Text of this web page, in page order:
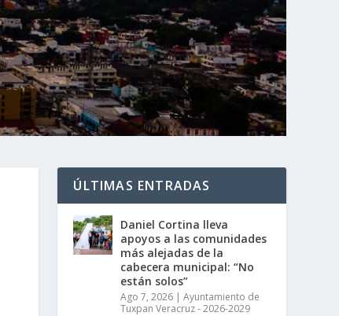
ÚLTIMAS ENTRADAS
Daniel Cortina lleva
apoyos a las comunidades
más alejadas de la
cabecera municipal: “No
están solos”
Ago 7, 2026 |Ayuntamiento de
Tuxpan Veracruz - 2026-2029